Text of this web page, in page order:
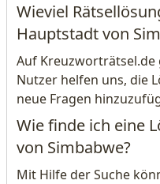
Wieviel
Hauptstadt von
Auf Kreuzworträtsel.de
Nutzer helfen uns, die
neue Fragen
Wie finde ich eine
von Simbabwe?
Mit Hilfe der Suche